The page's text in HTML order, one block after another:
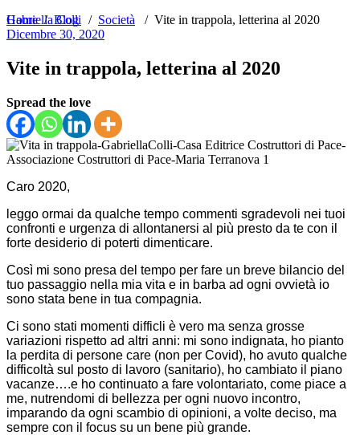
Home/Blog / Società / Vite in trappola, letterina al 2020
Gabriella Colli
Dicembre 30, 2020
Vite in trappola, letterina al 2020
Spread the love
Caro 2020,
leggo ormai da qualche tempo commenti sgradevoli nei tuoi
confronti e urgenza di allontanersi al più presto da te con il
forte desiderio di poterti dimenticare.
Così mi sono presa del tempo per fare un breve bilancio del
tuo passaggio nella mia vita e in barba ad ogni ovvietà io
sono stata bene in tua compagnia.
Ci sono stati momenti difficli è vero ma senza grosse
variazioni rispetto ad altri anni: mi sono indignata, ho pianto
la perdita di persone care (non per Covid), ho avuto qualche
difficoltà sul posto di lavoro (sanitario), ho cambiato il piano
vacanze….e ho continuato a fare volontariato, come piace a
me, nutrendomi di bellezza per ogni nuovo incontro,
imparando da ogni scambio di opinioni, a volte deciso, ma
sempre con il focus su un bene più grande.